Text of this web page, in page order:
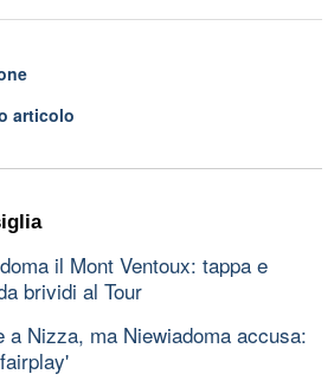
articolo
il Mont Ventoux: tappa e
brividi al Tour
a Nizza, ma Niewiadoma accusa: